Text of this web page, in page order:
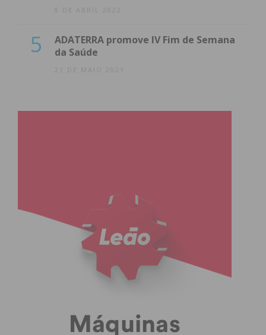
8 DE ABRIL 2022
5
ADATERRA promove IV Fim de Semana
da Saúde
21 DE MAIO 2021